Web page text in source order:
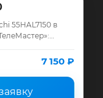
55HAL7150 в
до 12
7 150 ₽